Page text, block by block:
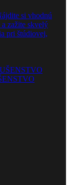
si vhodnú
zažite skvelý
pri štúdiovej,